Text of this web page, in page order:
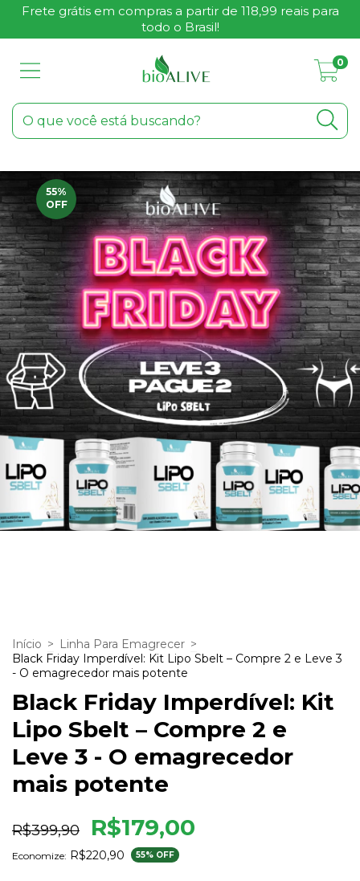
Frete grátis em compras a partir de 118,99 reais para
todo o Brasil!
0
55%
OFF
Início > Linha Para Emagrecer >
Black Friday Imperdível: Kit Lipo Sbelt – Compre 2 e Leve 3
- O emagrecedor mais potente
Black Friday Imperdível: Kit
Lipo Sbelt – Compre 2 e
Leve 3 - O emagrecedor
mais potente
R$399,90 R$179,00
Economize: R$220,90 55% OFF